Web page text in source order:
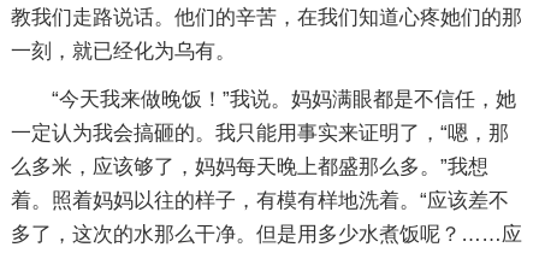
教我们走路说话。他们的辛苦，在我们知道心疼她们的那
一刻，就已经化为乌有。
“今天我来做晚饭！”我说。妈妈满眼都是不信任，她
一定认为我会搞砸的。我只能用事实来证明了，“嗯，那
么多米，应该够了，妈妈每天晚上都盛那么多。”我想
着。照着妈妈以往的样子，有模有样地洗着。“应该差不
多了，这次的水那么干净。但是用多少水煮饭呢？……应